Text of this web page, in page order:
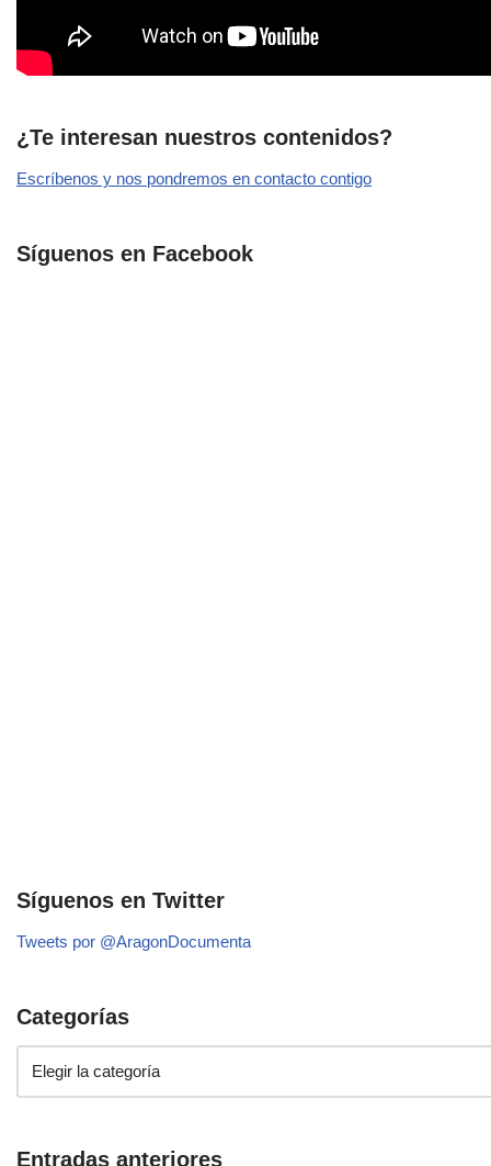
¿Te interesan nuestros contenidos?
Escríbenos y nos pondremos en contacto contigo
Síguenos en Facebook
Síguenos en Twitter
Tweets por @AragonDocumenta
Categorías
Entradas anteriores